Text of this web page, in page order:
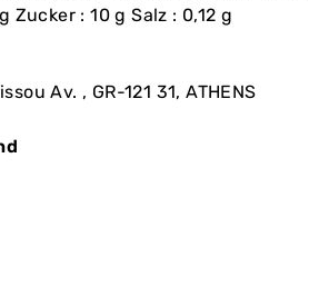
Zucker : 10 g Salz : 0,12 g
Av. , GR-121 31, ATHENS